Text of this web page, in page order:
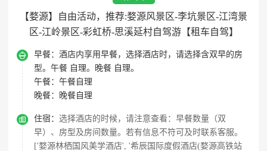
【婺源】自由活动，推荐:婺源风景区-李坑景区-江湾景
区-江岭景区-彩虹桥-思溪延村自驾游【租车自驾】
 早餐： 酒店内享用早餐，选择酒店时，请选择含双早的房
型。午餐 自理。晚餐 自理。
午餐： 午餐自理
晚餐：
晚餐自理
 住宿： 选择酒店的时候，请注意查看：早餐数量（双
早）、房型及房间数量。若有信息不符可及时联系客服。
['婺源林栖国风美学酒店', '希辰国际度假酒店(婺源高铁站